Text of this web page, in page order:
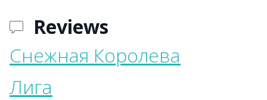
Reviews
Снежная Королева
Лига